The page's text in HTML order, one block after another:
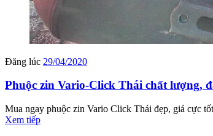
Đăng lúc 29/04/2020
Phuộc zin Vario-Click Thái chất lượng,
Mua ngay phuộc zin Vario Click Thái đẹp, giá cực
Xem tiếp